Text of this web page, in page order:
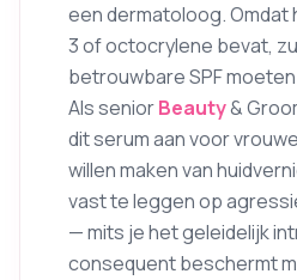
een dermatoloog. Omdat
3 of octocrylene bevat,
betrouwbare SPF
Als seniorBeauty&
dit serum aan voor
willen maken van
vast te leggen op
— mits je het geleidelijk
consequent beschermt